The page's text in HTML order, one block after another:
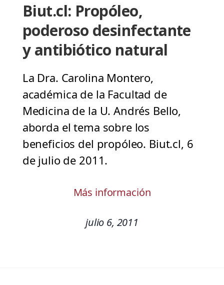
Biut.cl: Propóleo,
poderoso desinfectante
y antibiótico natural
La Dra. Carolina Montero,
académica de la Facultad de
Medicina de la U. Andrés Bello,
aborda el tema sobre los
beneficios del propóleo. Biut.cl, 6
de julio de 2011.
Más información
julio 6, 2011